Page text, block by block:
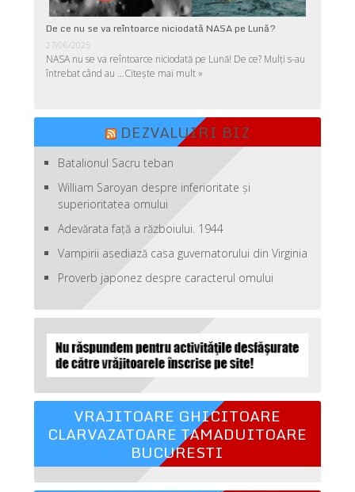
De ce nu se va reîntoarce niciodată NASA pe Lună?
27/06/2025
NASA nu se va reîntoarce niciodată pe Lună! De ce? Mulţi s-au
întrebat când au …Citește mai mult »
DEZVALUIRI BIZ
Batalionul Sacru teban
William Saroyan despre inferioritate şi
superioritatea omului
Adevărata față a războiului. 1944
Vampirii asediază casa guvernatorului din Virginia
Proverb japonez despre caracterul omului
VRAJITOARE GHICITOARE
CLARVAZATOARE TAMADUITOARE
BUCURESTI